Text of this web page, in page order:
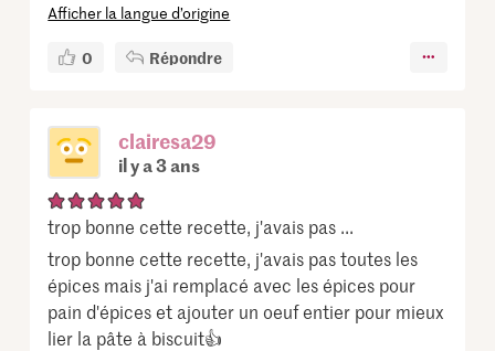
Afficher la langue d’origine
0 Répondre
clairesa29
il y a 3 ans
trop bonne cette recette, j'avais pas ...
trop bonne cette recette, j'avais pas toutes les
épices mais j'ai remplacé avec les épices pour
pain d'épices et ajouter un oeuf entier pour mieux
lier la pâte à biscuit👍